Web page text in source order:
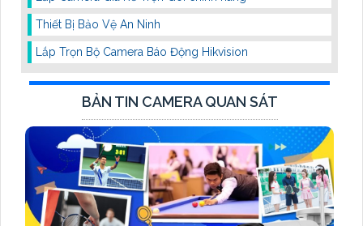
Thiết Bị Bảo Vệ An Ninh
Lắp Trọn Bộ Camera Báo Động Hikvision
BẢN TIN CAMERA QUAN SÁT